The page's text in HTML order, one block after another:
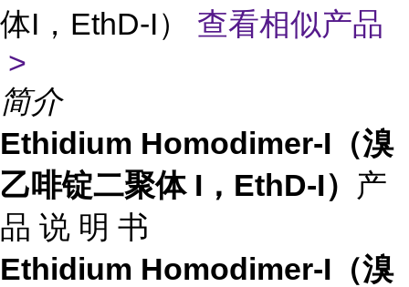
体I，EthD-I） 查看相似产品
>
简介
Ethidium Homodimer-I（溴
乙啡锭二聚体 I，EthD-I） 产
品 说 明 书
Ethidium Homodimer-I（溴